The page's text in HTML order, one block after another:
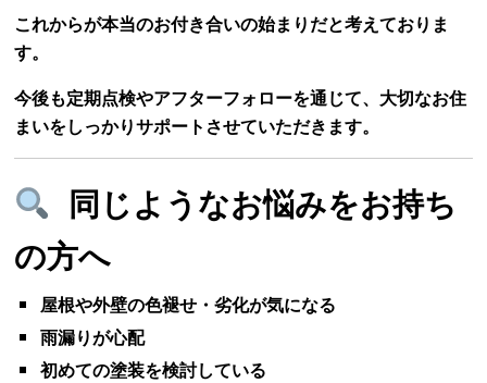
これからが本当のお付き合いの始まりだと考えておりま
す。
今後も定期点検やアフターフォローを通じて、大切なお住
まいをしっかりサポートさせていただきます。
同じようなお悩みをお持ち
の方へ
屋根や外壁の色褪せ・劣化が気になる
雨漏りが心配
初めての塗装を検討している